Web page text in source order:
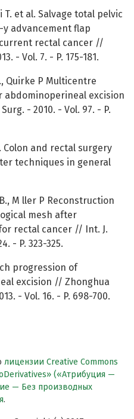
T. et al. Salvage total pelvic
advancement flap
rectal cancer //
- Vol. 7. - P. 175-181.
Quirke P Multicentre
abdominoperineal excision
- 2010. - Vol. 97. - P.
Colon and rectal surgery
techniques in general
M ller P Reconstruction
mesh after
rectal cancer // Int. J.
- P. 323-325.
progression of
excision // Zhonghua
- Vol. 16. - P. 698-700.
лицензии Creative Commons
(«Атрибуция —
— Без производных
.